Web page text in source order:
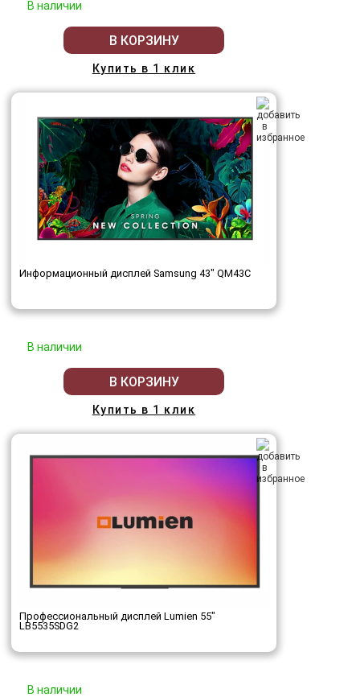
В наличии
В КОРЗИНУ
Купить в 1 клик
Информационный дисплей Samsung 43" QM43C
В наличии
В КОРЗИНУ
Купить в 1 клик
Профессиональный дисплей Lumien 55"
LB5535SDG2
В наличии